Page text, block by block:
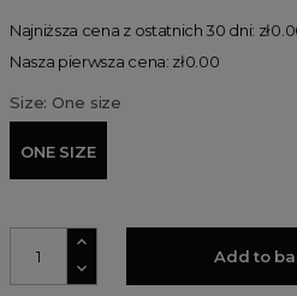
Najniższa cena z ostatnich 30 dni:
Nasza pierwsza cena: zł0.00
Size: One size
ONE SIZE
Add to